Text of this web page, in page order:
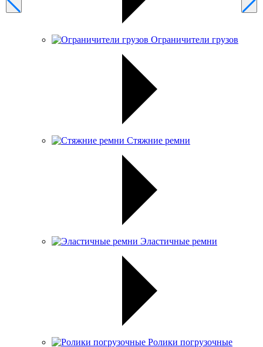
Ограничители грузов
Стяжние ремни
Эластичные ремни
Ролики погрузочные